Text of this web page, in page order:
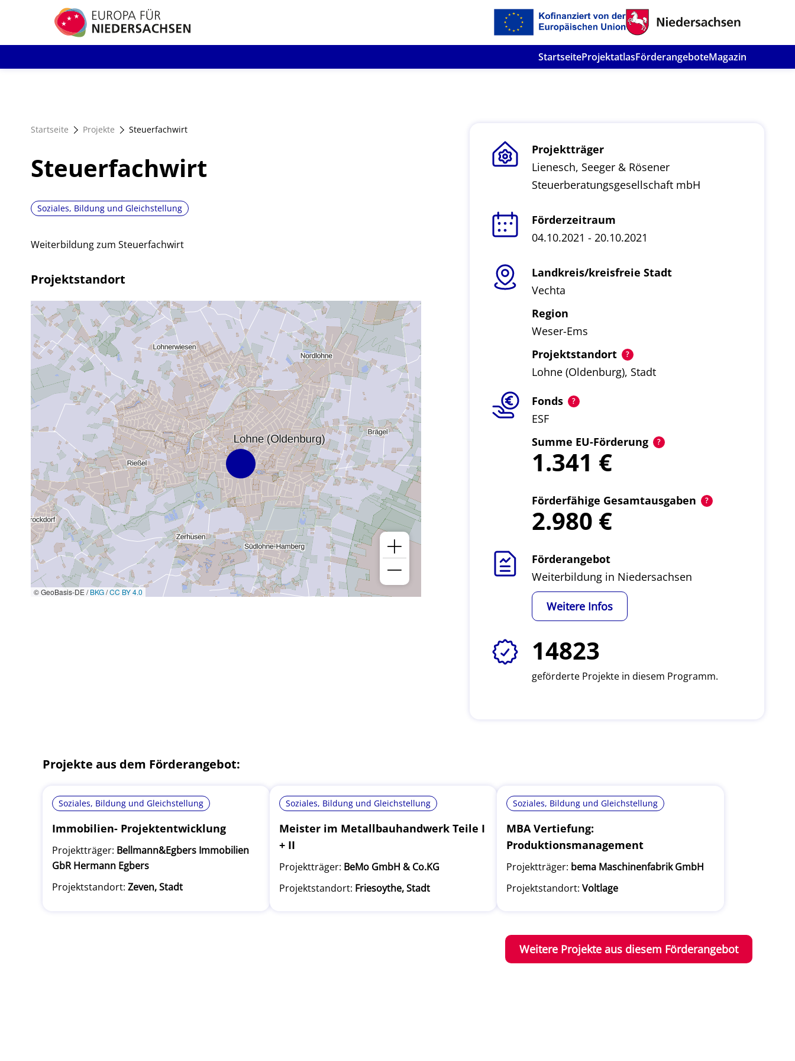
StartseiteProjektatlasFörderangeboteMagazin
Startseite Projekte Steuerfachwirt
Steuerfachwirt
Soziales, Bildung und Gleichstellung
Weiterbildung zum Steuerfachwirt
Projektstandort
© GeoBasis-DE /BKG/CC BY 4.0
Projektträger
Lienesch, Seeger & Rösener
Steuerberatungsgesellschaft mbH
Förderzeitraum
04.10.2021 - 20.10.2021
Landkreis/kreisfreie Stadt
Vechta
Region
Weser-Ems
Projektstandort
Lohne (Oldenburg), Stadt
Fonds
ESF
Summe EU-Förderung
1.341
Förderfähige Gesamtausgaben
2.980
Förderangebot
Weiterbildung in Niedersachsen
Weitere Infos
14823
geförderte Projekte in diesem Programm.
Projekte aus dem Förderangebot:
Soziales, Bildung und Gleichstellung
Immobilien- Projektentwicklung
Projektträger: Bellmann&Egbers Immobilien
GbR Hermann Egbers
Projektstandort: Zeven, Stadt
Soziales, Bildung und Gleichstellung
Meister im Metallbauhandwerk Teile I
+ II
Projektträger: BeMo GmbH & Co.KG
Projektstandort: Friesoythe, Stadt
Soziales, Bildung und Gleichstellung
MBA Vertiefung:
Produktionsmanagement
Projektträger: bema Maschinenfabrik GmbH
Projektstandort: Voltlage
Weitere Projekte aus diesem Förderangebot